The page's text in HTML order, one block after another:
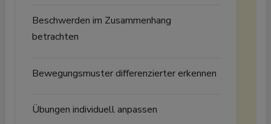
Beschwerden im Zusammenhang
betrachten
Bewegungsmuster differenzierter erkennen
Übungen individuell anpassen